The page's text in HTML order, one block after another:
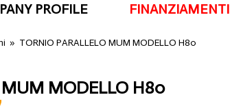
PROFILE FINANZIAMENTI
» TORNIO PARALLELO MUM MODELLO H80
MUM MODELLO H80